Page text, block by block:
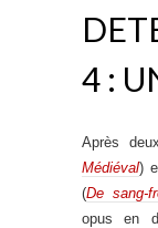
4 :
Après
Médiéval)
(De sang-
opus en